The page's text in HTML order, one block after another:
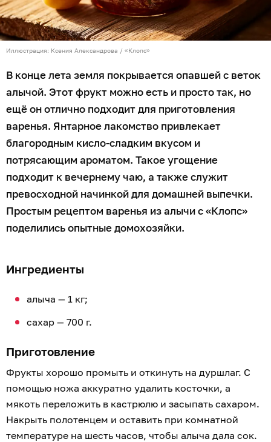
Иллюстрация: Ксения Александрова / «Клопс»
В конце лета земля покрывается опавшей с веток
алычой. Этот фрукт можно есть и просто так, но
ещё он отлично подходит для приготовления
варенья. Янтарное лакомство привлекает
благородным кисло-сладким вкусом и
потрясающим ароматом. Такое угощение
подходит к вечернему чаю, а также служит
превосходной начинкой для домашней выпечки.
Простым рецептом варенья из алычи с «Клопс»
поделились опытные домохозяйки.
Ингредиенты
алыча — 1 кг;
сахар — 700 г.
Приготовление
Фрукты хорошо промыть и откинуть на дуршлаг. С
помощью ножа аккуратно удалить косточки, а
мякоть переложить в кастрюлю и засыпать сахаром.
Накрыть полотенцем и оставить при комнатной
температуре на шесть часов, чтобы алыча дала сок.